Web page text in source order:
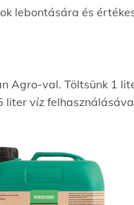
lebontására és
Agro-val. Töltsünk 1
liter víz